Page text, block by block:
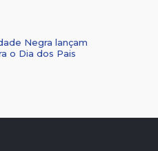
Negra lançam
o Dia dos Pais